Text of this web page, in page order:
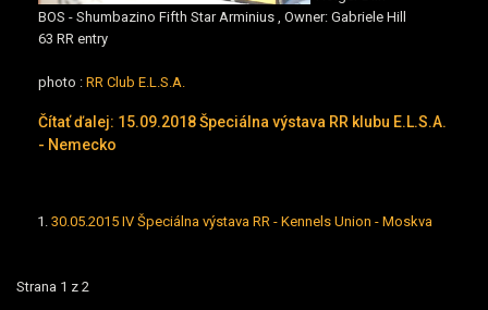
BOS - Shumbazino Fifth Star Arminius , Owner: Gabriele Hill
63 RR entry
photo : RR Club E.L.S.A.
Čítať ďalej: 15.09.2018 Špeciálna výstava RR klubu E.L.S.A.
- Nemecko
30.05.2015 IV Špeciálna výstava RR - Kennels Union - Moskva
Strana 1 z 2